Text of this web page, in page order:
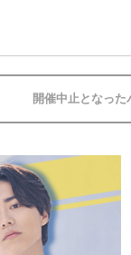
開催中止となった